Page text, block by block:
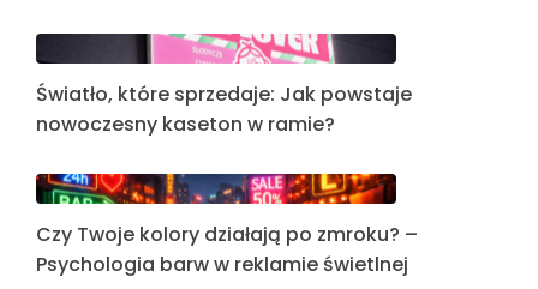
Światło, które sprzedaje: Jak powstaje
nowoczesny kaseton w ramie?
Czy Twoje kolory działają po zmroku? –
Psychologia barw w reklamie świetlnej